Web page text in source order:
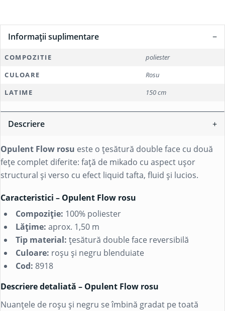
Descriere
Opulent Flow rosu este o țesătură double face cu două
fețe complet diferite: față de mikado cu aspect ușor
structural și verso cu efect liquid tafta, fluid și lucios.
Caracteristici – Opulent Flow rosu
Compoziție: 100% poliester
Lățime: aprox. 1,50 m
Tip material: țesătură double face reversibilă
Culoare: roșu și negru blenduiate
Cod: 8918
Descriere detaliată – Opulent Flow rosu
Nuanțele de roșu și negru se îmbină gradat pe toată
Informații suplimentare
COMPOZITIE
poliester
CULOARE
Rosu
LATIME
150 cm